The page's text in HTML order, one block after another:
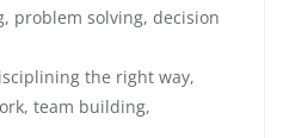
problem solving, decision
the right way,
team building,